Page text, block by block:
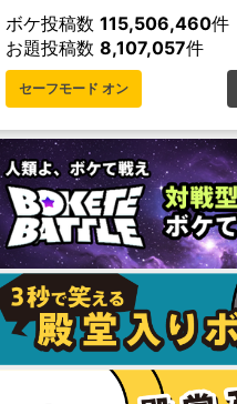
ボケ投稿数 115,506,460件
お題投稿数 8,107,057件
セーフモード オン